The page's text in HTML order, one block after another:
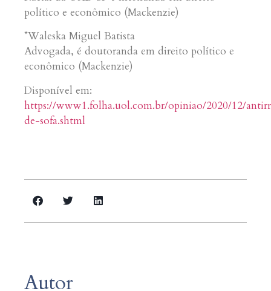
político e econômico (Mackenzie)
*Waleska Miguel Batista
Advogada, é doutoranda em direito político e
econômico (Mackenzie)
Disponível em:
https://www1.folha.uol.com.br/opiniao/2020/12/
de-sofa.shtml
Autor